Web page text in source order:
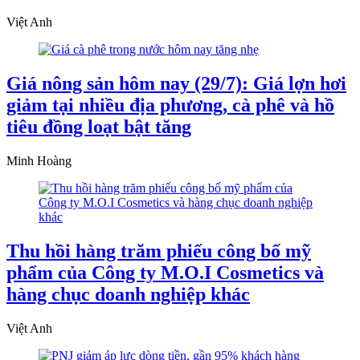
Việt Anh
Giá nông sản hôm nay (29/7): Giá lợn hơi
giảm tại nhiều địa phương, cà phê và hồ
tiêu đồng loạt bật tăng
Minh Hoàng
Thu hồi hàng trăm phiếu công bố mỹ
phẩm của Công ty M.O.I Cosmetics và
hàng chục doanh nghiệp khác
Việt Anh